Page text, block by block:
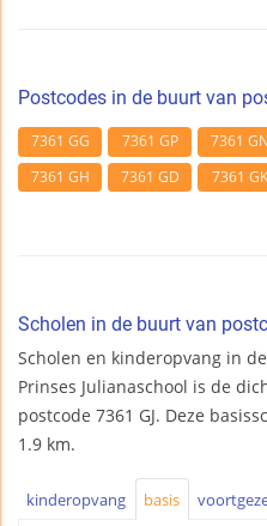
Postcodes in de buurt van
7361 GG 7361 GP 7361 GN
7361 GH
7361 GD 7361 GK
Scholen in de buurt van
Scholen en kinderopvang in
Prinses Julianaschool is de
postcode 7361 GJ. Deze
1.9 km.
kinderopvang basis